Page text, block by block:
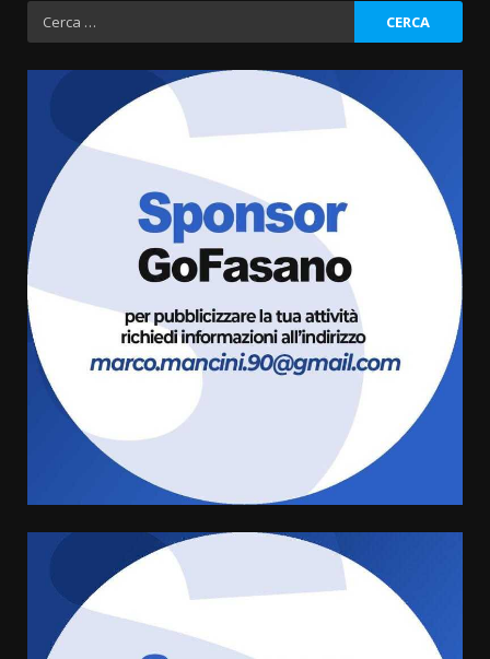
Ricerca
per:
Politiche Giovanili e Mobilità
Sostenibile: premiati gli studenti
universitari del bando “La strada
giusta”
8 Agosto 2026 07:15
“I Contestatori: Musica di
Rivoluzione”: nuovo
appuntamento con “Fasano in
Banda”
amarezza per esclusione dal
campionato di calcio”
7 Agosto 2026 06:00